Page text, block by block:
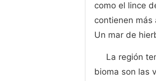
como el lince
contienen más
Un mar de
La región
bioma son las